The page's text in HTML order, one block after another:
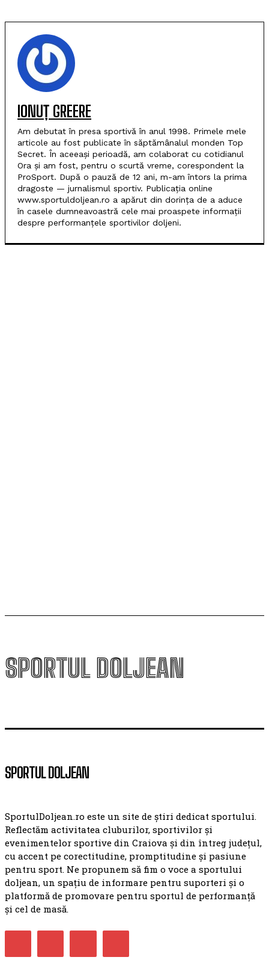
IONUȚ GREERE
Am debutat în presa sportivă în anul 1998. Primele mele
articole au fost publicate în săptămânalul monden Top
Secret. În aceeași perioadă, am colaborat cu cotidianul
Ora și am fost, pentru o scurtă vreme, corespondent la
ProSport. După o pauză de 12 ani, m-am întors la prima
dragoste — jurnalismul sportiv. Publicația online
www.sportuldoljean.ro a apărut din dorința de a aduce
în casele dumneavoastră cele mai proaspete informații
despre performanțele sportivilor doljeni.
SPORTUL DOLJEAN
SPORTUL DOLJEAN
SportulDoljean.ro este un site de știri dedicat sportului.
Reflectăm activitatea cluburilor, sportivilor și
evenimentelor sportive din Craiova și din întreg județul,
cu accent pe corectitudine, promptitudine și pasiune
pentru sport. Ne propunem să fim o voce a sportului
doljean, un spațiu de informare pentru suporteri și o
platformă de promovare pentru sportul de performanță
și cel de masă.